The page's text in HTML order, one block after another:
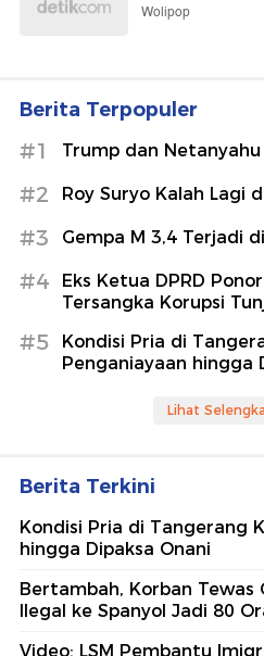
Wolipop
Berita Terpopuler
#1 Trump dan Netanyahu
#2 Roy Suryo Kalah Lagi
#3 Gempa M 3,4 Terjadi
#4
Eks Ketua DPRD
Tersangka Korupsi
#5
Kondisi Pria di
Penganiayaan hingga
Lihat
Berita Terkini
Kondisi Pria di Tangerang
hingga Dipaksa Onani
Bertambah, Korban Tewas
Ilegal ke Spanyol Jadi 80
Video: LSM Pembantu